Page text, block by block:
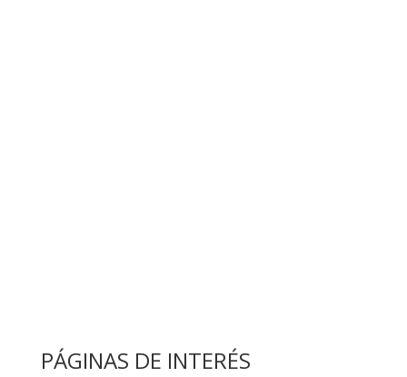
PÁGINAS DE INTERÉS